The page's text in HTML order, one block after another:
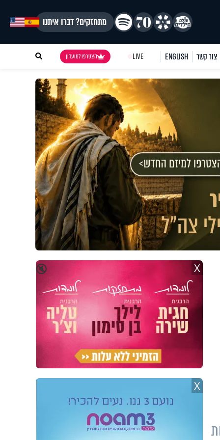
מתחזקים? דברו איתנו
צור קשר ENGLISH
LIVE הצטרפו למועדון
🔇 X
X